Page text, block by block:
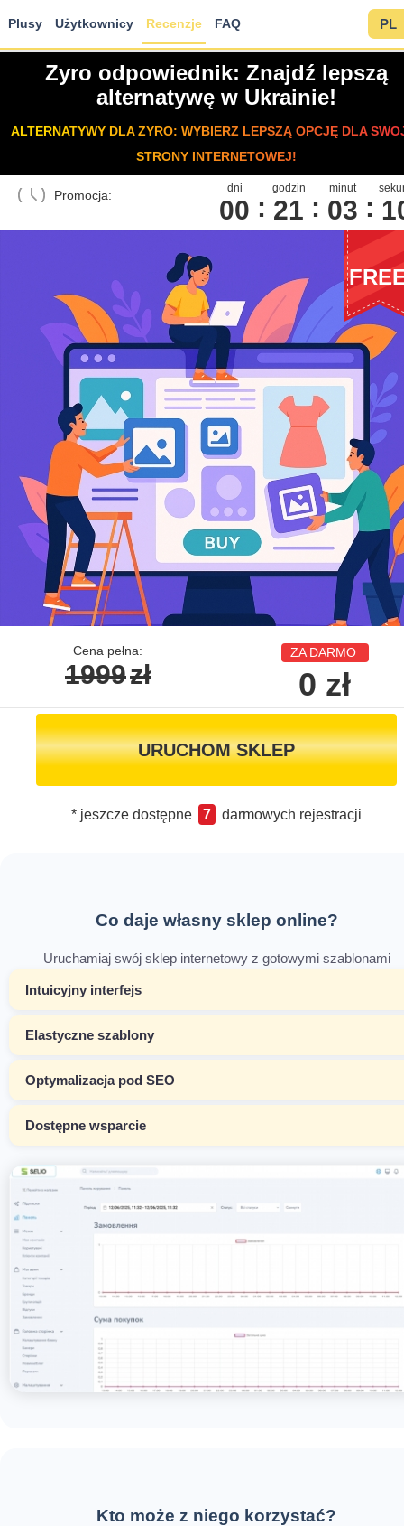
Plusy Użytkownicy Recenzje FAQ PL
Zyro odpowiednik: Znajdź lepszą
alternatywę w Ukrainie!
ALTERNATYWY DLA ZYRO: WYBIERZ LEPSZĄ OPCJĘ DLA
STRONY INTERNETOWEJ!
Promocja: dni
00
godzin
21
minut
03 1
Cena pełna:
1999zł
ZA DARMO
0 zł
URUCHOM SKLEP
* jeszcze dostępne 7 darmowych rejestracji
Co daje własny sklep online?
Uruchamiaj swój sklep internetowy z gotowymi szablonami
Intuicyjny interfejs
Elastyczne szablony
Optymalizacja pod SEO
Dostępne wsparcie
Kto może z niego korzystać?